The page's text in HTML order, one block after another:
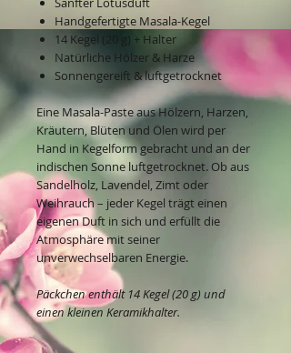
Handgefertigte Masala-Kegel
14 Kegel (20 g) + Halter
Natürliche Hölzer & Harze
Sonnengereift & luftgetrocknet
Eine Masala-Paste aus Hölzern, Harzen,
Kräutern, Blüten und Ölen wird per
Hand in Kegelform gebracht und an der
indischen Sonne luftgetrocknet. Ob aus
Sandelholz, Lavendel, Zimt oder
Weihrauch – jeder Kegel trägt einen
eigenen Duft in sich und erfüllt die
Atmosphäre mit seiner
unverwechselbaren Energie.
Päckchen enthält 14 Kegel (20 g) und
einen kleinen Keramikhalter.